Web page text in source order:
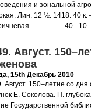
и зональной
Лин. 12 ½. 1418. 40
………….–40 –10
Август.
15th Декабрь 2010
Август. 150–летие со
Е. Соколова. П.
Государственной